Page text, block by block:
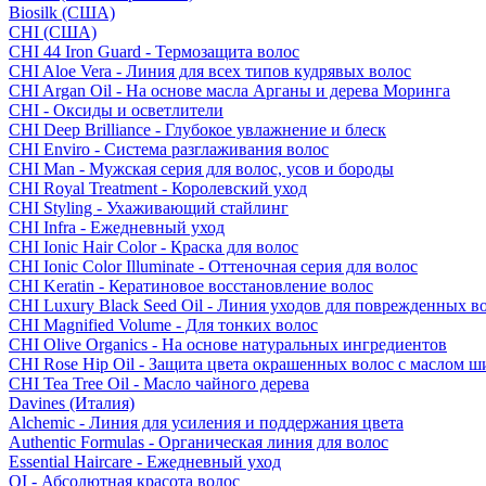
Biosilk (США)
CHI (США)
CHI 44 Iron Guard - Термозащита волос
CHI Aloe Vera - Линия для всех типов кудрявых волос
CHI Argan Oil - На основе масла Арганы и дерева Моринга
CHI - Оксиды и осветлители
CHI Deep Brilliance - Глубокое увлажнение и блеск
CHI Enviro - Система разглаживания волос
CHI Man - Мужская серия для волос, усов и бороды
CHI Royal Treatment - Королевский уход
CHI Styling - Ухаживающий стайлинг
CHI Infra - Ежедневный уход
CHI Ionic Hair Color - Краска для волос
CHI Ionic Color Illuminate - Оттеночная серия для волос
CHI Keratin - Кератиновое восстановление волос
CHI Luxury Black Seed Oil - Линия уходов для поврежденных
CHI Magnified Volume - Для тонких волос
CHI Olive Organics - На основе натуральных ингредиентов
CHI Rose Hip Oil - Защита цвета окрашенных волос с маслом
CHI Tea Tree Oil - Масло чайного дерева
Davines (Италия)
Alchemic - Линия для усиления и поддержания цвета
Authentic Formulas - Органическая линия для волос
Essential Haircare - Eжедневный уход
OI - Абсолютная красота волос